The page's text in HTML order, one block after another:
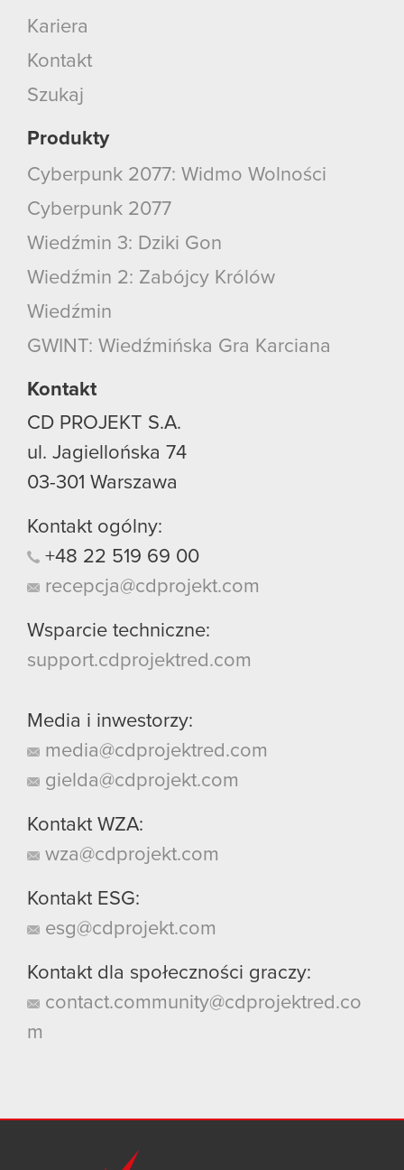
Kariera
Kontakt
Szukaj
Produkty
Cyberpunk 2077: Widmo Wolności
Cyberpunk 2077
Wiedźmin 3: Dziki Gon
Wiedźmin 2: Zabójcy Królów
Wiedźmin
GWINT: Wiedźmińska Gra Karciana
Kontakt
CD PROJEKT S.A.
ul. Jagiellońska 74
03-301 Warszawa
Kontakt ogólny:
+48 22 519 69 00
recepcja@cdprojekt.com
Wsparcie techniczne:
support.cdprojektred.com
Media i inwestorzy:
media@cdprojektred.com
gielda@cdprojekt.com
Kontakt WZA:
wza@cdprojekt.com
Kontakt ESG:
esg@cdprojekt.com
Kontakt dla społeczności graczy:
contact.community@cdprojektred.co
m